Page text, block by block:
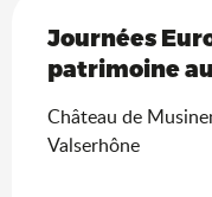
Journées
patrimoine
Château de
Valserhône